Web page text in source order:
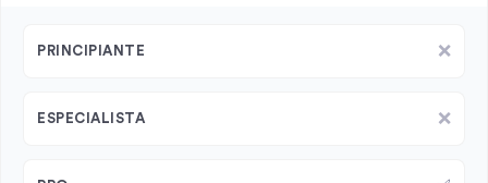
PRINCIPIANTE ❌
ESPECIALISTA ❌